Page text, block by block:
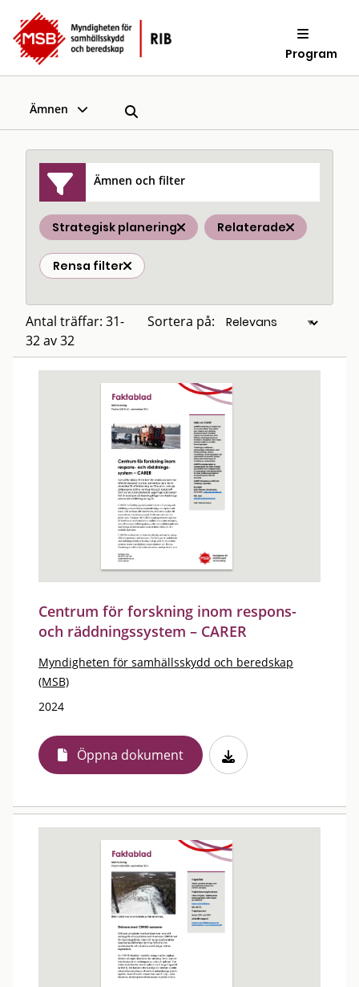
Program
Ämnen
Ämnen och filter
Strategisk planering Relaterade
Rensa filter
Antal träffar: 31-
32 av 32
Sortera på:
Centrum för forskning inom respons-
och räddningssystem – CARER
Myndigheten för samhällsskydd och beredskap
(MSB)
2024
Öppna dokument